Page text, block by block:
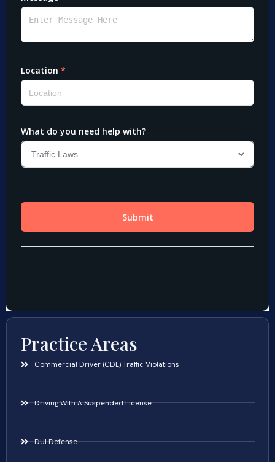
Practice Areas
Commercial Driver (CDL) Traffic Violations
Driving With A Suspended License
DUI Defense